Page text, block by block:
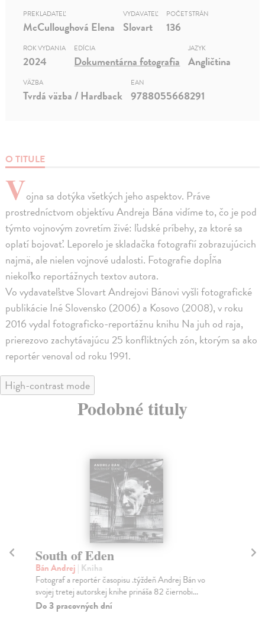
O TITULE
Vojna sa dotýka všetkých jeho aspektov. Práve
prostredníctvom objektívu Andreja Bána vidíme to, čo je pod
týmto vojnovým zovretím živé: ľudské príbehy, za ktoré sa
oplatí bojovať. Leporelo je skladačka fotografií zobrazujúcich
najmä, ale nielen vojnové udalosti. Fotografie dopĺňa
niekoľko reportážnych textov autora.
Vo vydavateľstve Slovart Andrejovi Bánovi vyšli fotografické
publikácie Iné Slovensko (2006) a Kosovo (2008), v roku
2016 vydal fotograficko-reportážnu knihu Na juh od raja,
prierezovo zachytávajúcu 25 konfliktných zón, ktorým sa ako
reportér venoval od roku 1991.
PREKLADATEĽ
McCulloughová Elena
VYDAVATEĽ
Slovart
POČET STRÁN
136
ROK VYDANIA
2024
EDÍCIA
Dokumentárna fotografia
JAZYK
Angličtina
VÄZBA
Tvrdá väzba / Hardback
EAN
9788055668291
High-contrast mode
Podobné tituly
South of Eden
Bán Andrej | Kniha
Fotograf a reportér časopisu .týždeň Andrej Bán vo
svojej tretej autorskej knihe prináša 82 čiernobi...
Do 3 pracovných dní